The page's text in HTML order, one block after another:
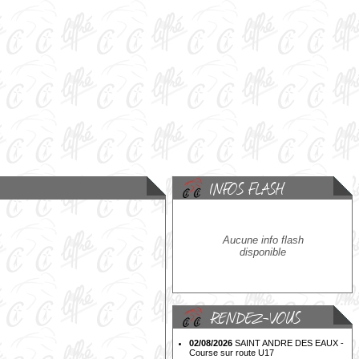
Aucune info flash
disponible
02/08/2026 SAINT ANDRE DES EAUX -
Course sur route U17